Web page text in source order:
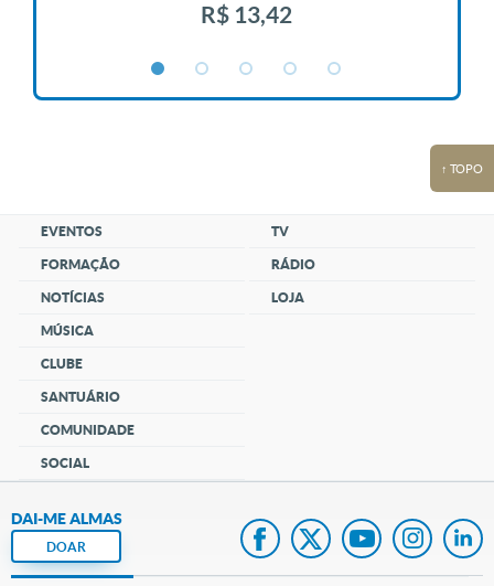
R$ 13,42
↑ TOPO
EVENTOS
FORMAÇÃO
NOTÍCIAS
MÚSICA
CLUBE
SANTUÁRIO
COMUNIDADE
SOCIAL
TV
RÁDIO
LOJA
DAI-ME ALMAS
DOAR